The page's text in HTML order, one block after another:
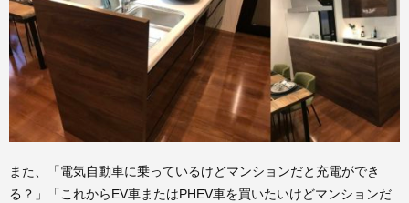
また、「電気自動車に乗っているけどマンションだと充電ができ
る？」「これからEV車またはPHEV車を買いたいけどマンションだ